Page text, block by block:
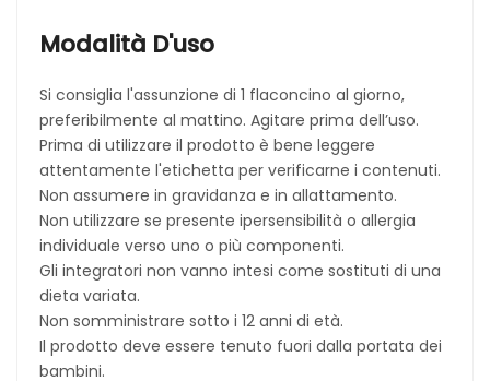
Modalità D'uso
Si consiglia l'assunzione di 1 flaconcino al giorno,
preferibilmente al mattino. Agitare prima dell’uso.
Prima di utilizzare il prodotto è bene leggere
attentamente l'etichetta per verificarne i contenuti.
Non assumere in gravidanza e in allattamento.
Non utilizzare se presente ipersensibilità o allergia
individuale verso uno o più componenti.
Gli integratori non vanno intesi come sostituti di una
dieta variata.
Non somministrare sotto i 12 anni di età.
Il prodotto deve essere tenuto fuori dalla portata dei
bambini.